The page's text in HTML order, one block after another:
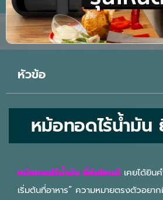
หัวข้อ
หม้อทอดไร้น้ํามัน
หม้อทอดไร้น้ํามัน ยี่ห้อไหนดี เคยได้ยิน
เริ่มต้นที่อาหาร” ความหมายตรงตัวอย